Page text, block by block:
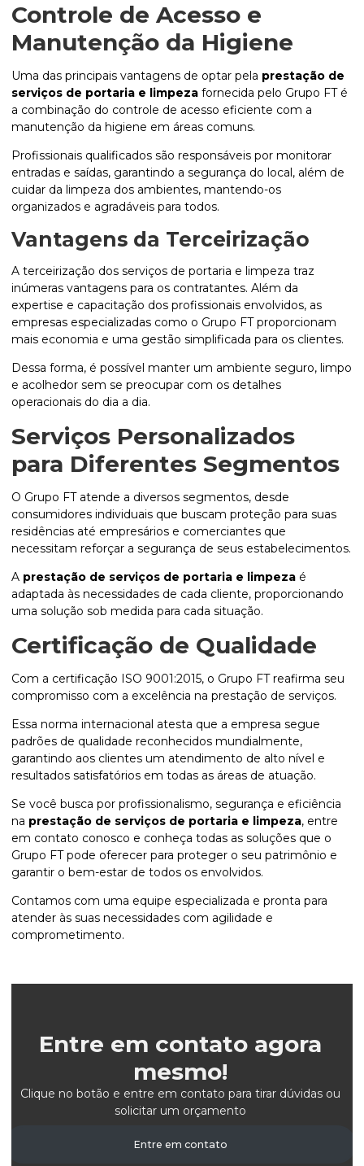
Controle de Acesso e
Manutenção da Higiene
Uma das principais vantagens de optar pela prestação de
serviços de portaria e limpeza fornecida pelo Grupo FT é
a combinação do controle de acesso eficiente com a
manutenção da higiene em áreas comuns.
Profissionais qualificados são responsáveis por monitorar
entradas e saídas, garantindo a segurança do local, além de
cuidar da limpeza dos ambientes, mantendo-os
organizados e agradáveis para todos.
Vantagens da Terceirização
A terceirização dos serviços de portaria e limpeza traz
inúmeras vantagens para os contratantes. Além da
expertise e capacitação dos profissionais envolvidos, as
empresas especializadas como o Grupo FT proporcionam
mais economia e uma gestão simplificada para os clientes.
Dessa forma, é possível manter um ambiente seguro, limpo
e acolhedor sem se preocupar com os detalhes
operacionais do dia a dia.
Serviços Personalizados
para Diferentes Segmentos
O Grupo FT atende a diversos segmentos, desde
consumidores individuais que buscam proteção para suas
residências até empresários e comerciantes que
necessitam reforçar a segurança de seus estabelecimentos.
A prestação de serviços de portaria e limpeza é
adaptada às necessidades de cada cliente, proporcionando
uma solução sob medida para cada situação.
Certificação de Qualidade
Com a certificação ISO 9001:2015, o Grupo FT reafirma seu
compromisso com a excelência na prestação de serviços.
Essa norma internacional atesta que a empresa segue
padrões de qualidade reconhecidos mundialmente,
garantindo aos clientes um atendimento de alto nível e
resultados satisfatórios em todas as áreas de atuação.
Se você busca por profissionalismo, segurança e eficiência
na prestação de serviços de portaria e limpeza, entre
em contato conosco e conheça todas as soluções que o
Grupo FT pode oferecer para proteger o seu patrimônio e
garantir o bem-estar de todos os envolvidos.
Contamos com uma equipe especializada e pronta para
atender às suas necessidades com agilidade e
comprometimento.
Entre em contato agora
mesmo!
Clique no botão e entre em contato para tirar dúvidas ou
solicitar um orçamento
Entre em contato